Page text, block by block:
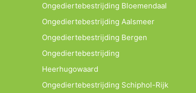
Ongediertebestrijding Bloemendaal
Ongediertebestrijding Aalsmeer
Ongediertebestrijding Bergen
Ongediertebestrijding
Heerhugowaard
Ongediertebestrijding Schiphol-Rijk